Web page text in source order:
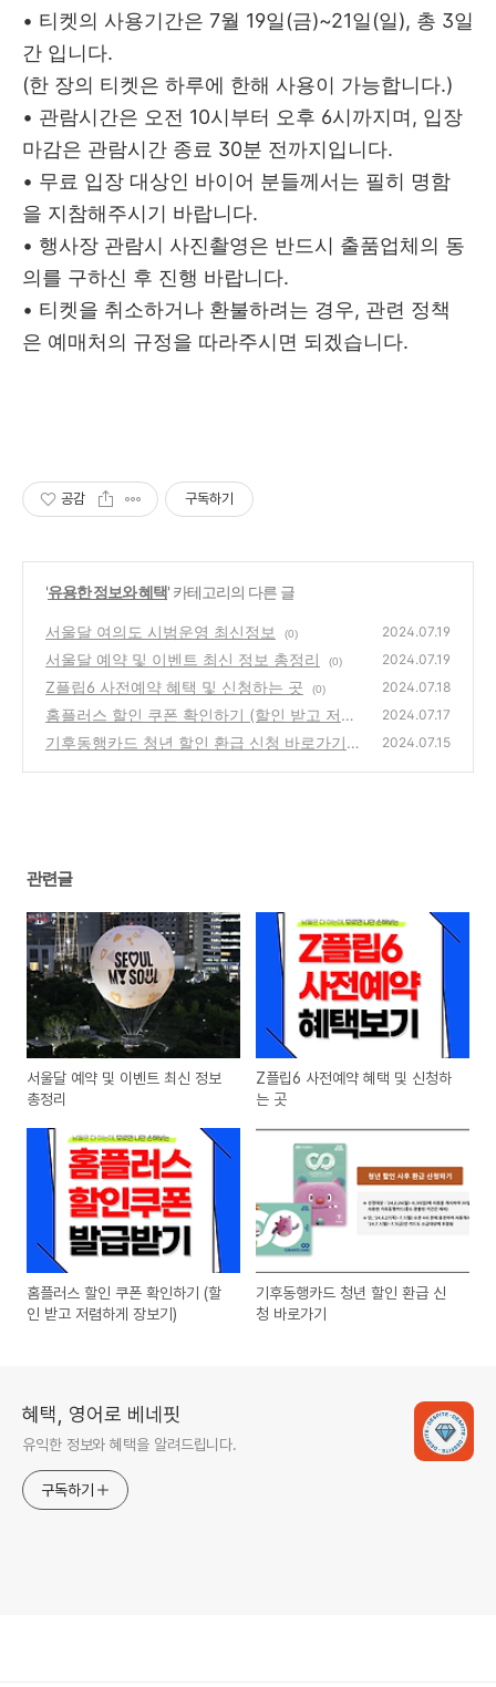
• 티켓의 사용기간은 7월 19일(금)~21일(일), 총 3일
간 입니다.
(한 장의 티켓은 하루에 한해 사용이 가능합니다.)
• 관람시간은 오전 10시부터 오후 6시까지며, 입장
마감은 관람시간 종료 30분 전까지입니다.
• 무료 입장 대상인 바이어 분들께서는 필히 명함
을 지참해주시기 바랍니다.
• 행사장 관람시 사진촬영은 반드시 출품업체의 동
의를 구하신 후 진행 바랍니다.
• 티켓을 취소하거나 환불하려는 경우, 관련 정책
은 예매처의 규정을 따라주시면 되겠습니다.
공감 구독하기
'유용한 정보와 혜택' 카테고리의 다른 글
서울달 여의도 시범운영 최신정보 (0) 2024.07.19
서울달 예약 및 이벤트 최신 정보 총정리 (0) 2024.07.19
Z플립6 사전예약 혜택 및 신청하는 곳 (0) 2024.07.18
홈플러스 할인 쿠폰 확인하기 (할인 받고 저렴
하게 장보기)
(0)
2024.07.17
기후동행카드 청년 할인 환급 신청 바로가기 2024.07.15
관련글
서울달 예약 및 이벤트 최신 정보
총정리
Z플립6 사전예약 혜택 및 신청하
는 곳
홈플러스 할인 쿠폰 확인하기 (할
인 받고 저렴하게 장보기)
기후동행카드 청년 할인 환급 신
청 바로가기
혜택, 영어로 베네핏
유익한 정보와 혜택을 알려드립니다.
구독하기